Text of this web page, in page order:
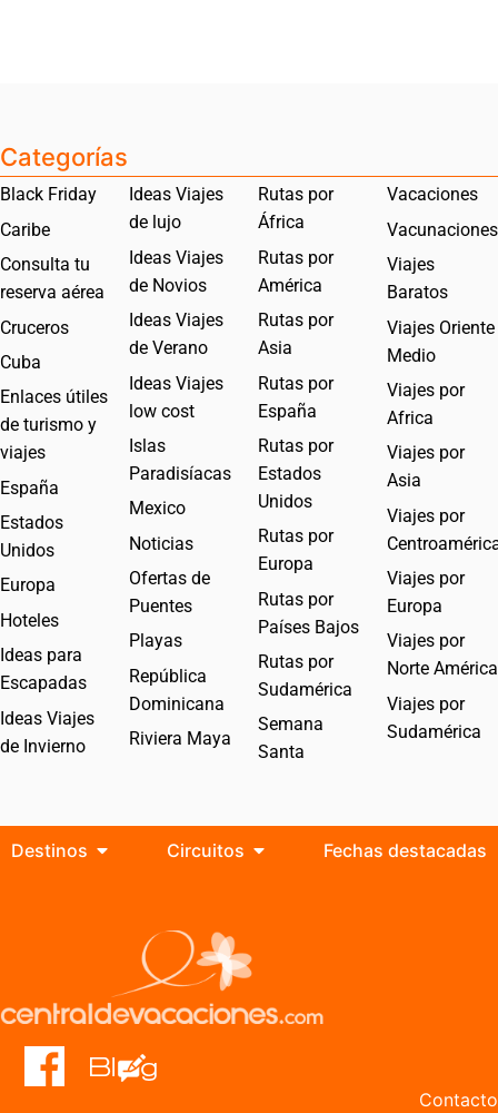
Categorías
Black Friday
Caribe
Consulta tu
reserva aérea
Cruceros
Cuba
Enlaces útiles
de turismo y
viajes
España
Estados
Unidos
Europa
Hoteles
Ideas para
Escapadas
Ideas Viajes
de Invierno
Ideas Viajes
de lujo
Ideas Viajes
de Novios
Ideas Viajes
de Verano
Ideas Viajes
low cost
Islas
Paradisíacas
Mexico
Noticias
Ofertas de
Puentes
Playas
República
Dominicana
Riviera Maya
Rutas por
África
Rutas por
América
Rutas por
Asia
Rutas por
España
Rutas por
Estados
Unidos
Rutas por
Europa
Rutas por
Países Bajos
Rutas por
Sudamérica
Semana
Santa
Vacaciones
Vacunaciones
Viajes
Baratos
Viajes Oriente
Medio
Viajes por
Africa
Viajes por
Asia
Viajes por
Viajes por
Europa
Viajes por
Norte América
Viajes por
Sudamérica
Destinos Circuitos Fechas destacadas
Contacto